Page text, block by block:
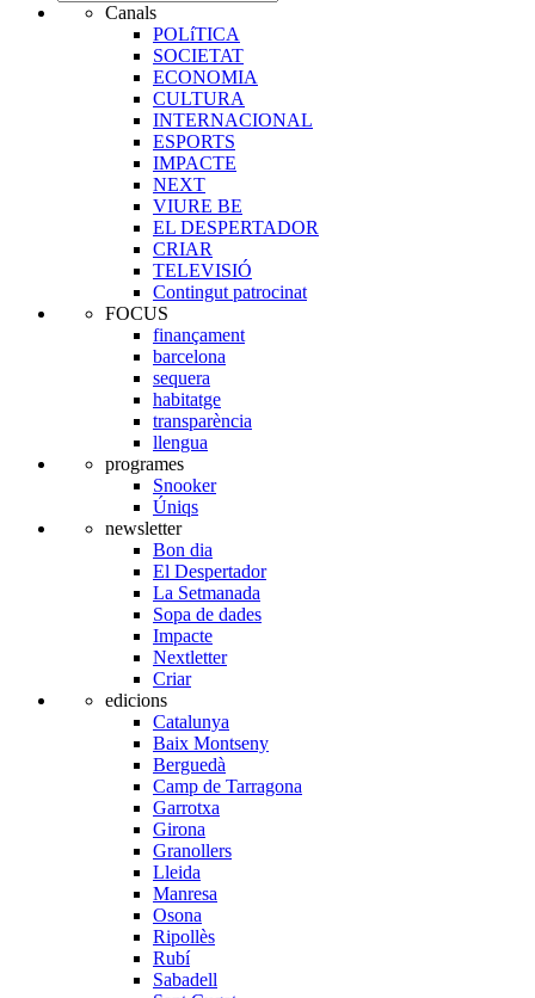
Canals
POLíTICA
SOCIETAT
ECONOMIA
CULTURA
INTERNACIONAL
ESPORTS
IMPACTE
NEXT
VIURE BE
EL DESPERTADOR
CRIAR
TELEVISIÓ
Contingut patrocinat
FOCUS
finançament
barcelona
sequera
habitatge
transparència
llengua
programes
Snooker
Úniqs
newsletter
Bon dia
El Despertador
La Setmanada
Sopa de dades
Impacte
Nextletter
Criar
edicions
Catalunya
Baix Montseny
Berguedà
Camp de Tarragona
Garrotxa
Girona
Granollers
Lleida
Manresa
Osona
Ripollès
Rubí
Sabadell